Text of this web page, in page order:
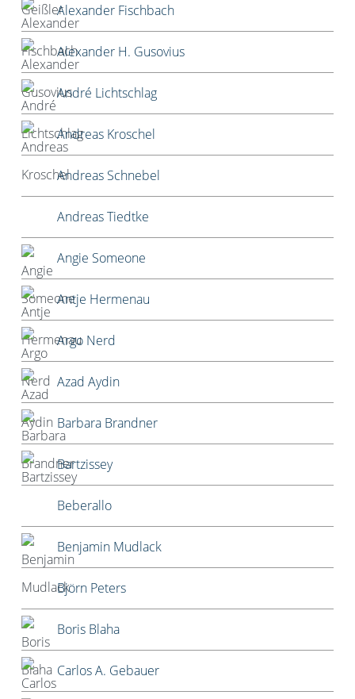
Alexander Fischbach
Alexander H. Gusovius
André Lichtschlag
Andreas Kroschel
Andreas Schnebel
Andreas Tiedtke
Angie Someone
Antje Hermenau
Argo Nerd
Azad Aydin
Barbara Brandner
Bartzissey
Beberallo
Benjamin Mudlack
Björn Peters
Boris Blaha
Carlos A. Gebauer